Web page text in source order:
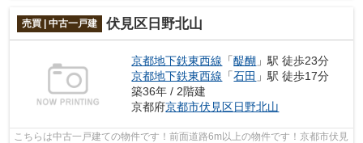
売買 | 中古一戸建 伏見区日野北山
京都地下鉄東西線 「醍醐 」駅 徒歩23分
京都地下鉄東西線 「石田 」駅 徒歩17分
築36年 / 2階建
京都府京都市伏見区日野北山
こちらは中古一戸建ての物件です！前面道路6m以上の物件です！京都市伏見